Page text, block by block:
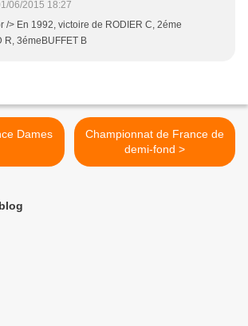
06/2015 18:27
/> En 1992, victoire de RODIER C, 2éme
R, 3émeBUFFET B
Dames
Championnat de France de
demi-fond >